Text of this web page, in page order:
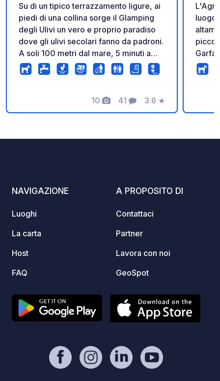
Su di un tipico terrazzamento ligure, ai
piedi di una collina sorge il Glamping
degli Ulivi un vero e proprio paradiso
dove gli ulivi secolari fanno da padroni.
A soli 100 metri dal mare, 5 minuti a
piedi dalla stazione e dal centro del
paese di Deiva Marina potrete godere
pace che ci caratterizza.
10
Foto
41
Commenti
3.6
Valutazione
★
luogo
per
tanti
NAVIGAZIONE
Luoghi
La carta
Host
FAQ
A PROPOSITO DI
Contattaci
Partner
Lavora con noi
GeoSpot